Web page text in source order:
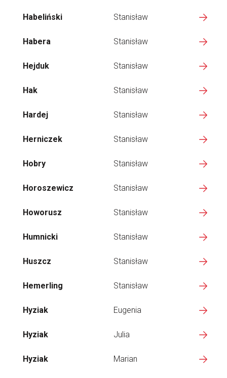
Habeliński Stanisław
Habera Stanisław
Hejduk Stanisław
Hak Stanisław
Hardej Stanisław
Herniczek Stanisław
Hobry Stanisław
Horoszewicz Stanisław
Howorusz Stanisław
Humnicki Stanisław
Huszcz Stanisław
Hemerling Stanisław
Hyziak Eugenia
Hyziak Julia
Hyziak Marian